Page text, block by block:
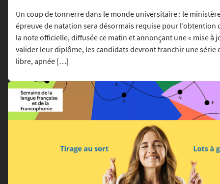
Un coup de tonnerre dans le monde universitaire : le
épreuve de natation sera désormais requise pour l’obtention
la note officielle, diffusée ce matin et annonçant une « mise à
valider leur diplôme, les candidats devront franchir une série
libre, apnée […]
Lire l'article